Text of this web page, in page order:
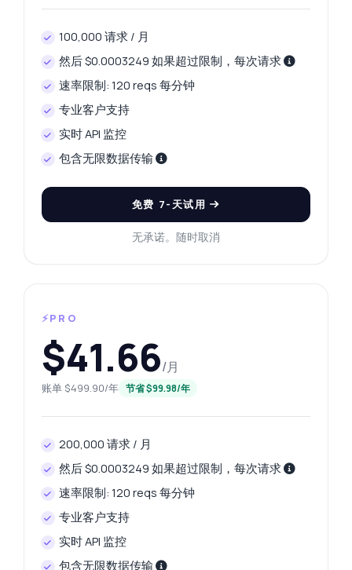
100,000 请求 / 月
然后 $0.0003249 如果超过限制，每次请求
速率限制: 120 reqs 每分钟
专业客户支持
实时 API 监控
包含无限数据传输
免费 7-天试用
无承诺。随时取消
⚡PRO
$41.66/月
账单 $499.90/年 节省 $99.98/年
200,000 请求 / 月
然后 $0.0003249 如果超过限制，每次请求
速率限制: 120 reqs 每分钟
专业客户支持
实时 API 监控
包含无限数据传输